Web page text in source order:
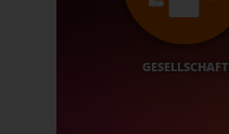
GESELLSCHAFT